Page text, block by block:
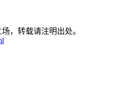
，转载请注明出处。